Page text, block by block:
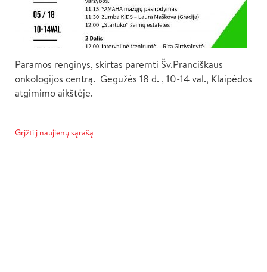
Paramos renginys, skirtas paremti Šv.Pranciškaus
onkologijos centrą. Gegužės 18 d. , 10-14 val., Klaipėdos
atgimimo aikštėje.
Grįžti į naujienų sąrašą